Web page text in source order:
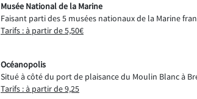
Musée National de la Marine
Faisant parti des 5 musées nationaux de la Marine
Tarifs : à partir de 5,50€
Océanopolis
Situé à côté du port de plaisance du Moulin Blanc à
Tarifs : à partir de 9,25